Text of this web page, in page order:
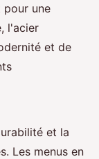
une
l'acier
et de
et la
Les menus en